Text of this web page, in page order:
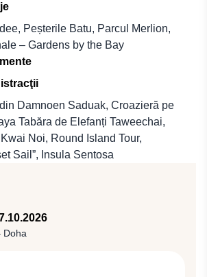
Peșterile Batu, Parcul Merlion,
– Gardens by the Bay
Damnoen Saduak, Croazieră pe
Tabăra de Elefanți Taweechai,
Noi, Round Island Tour,
Sail”, Insula Sentosa
Doha